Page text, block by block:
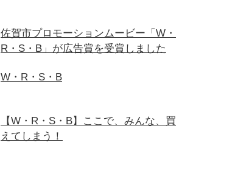
佐賀市プロモーションムービー「W・
R・S・B」が広告賞を受賞しました
W・R・S・B
【W・R・S・B】ここで、みんな、買
えてしまう！